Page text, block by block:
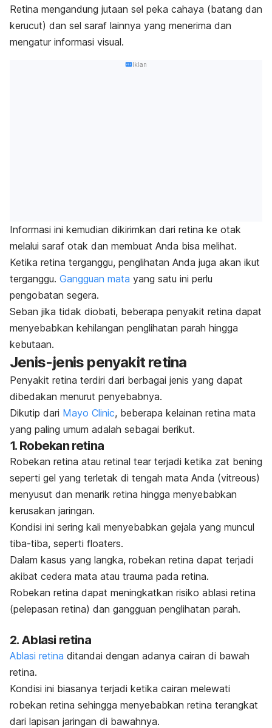
Retina mengandung jutaan sel peka cahaya (batang dan
kerucut) dan sel saraf lainnya yang menerima dan
mengatur informasi visual.
Iklan
Informasi ini kemudian dikirimkan dari retina ke otak
melalui saraf otak dan membuat Anda bisa melihat.
Ketika retina terganggu, penglihatan Anda juga akan ikut
terganggu. Gangguan mata yang satu ini perlu
pengobatan segera.
Seban jika tidak diobati, beberapa penyakit retina dapat
menyebabkan kehilangan penglihatan parah hingga
kebutaan.
Jenis-jenis penyakit retina
Penyakit retina terdiri dari berbagai jenis yang dapat
dibedakan menurut penyebabnya.
Dikutip dari Mayo Clinic, beberapa kelainan retina mata
yang paling umum adalah sebagai berikut.
1. Robekan retina
Robekan retina atau retinal tear terjadi ketika zat bening
seperti gel yang terletak di tengah mata Anda (vitreous)
menyusut dan menarik retina hingga menyebabkan
kerusakan jaringan.
Kondisi ini sering kali menyebabkan gejala yang muncul
tiba-tiba, seperti floaters.
Dalam kasus yang langka, robekan retina dapat terjadi
akibat cedera mata atau trauma pada retina.
Robekan retina dapat meningkatkan risiko ablasi retina
(pelepasan retina) dan gangguan penglihatan parah.
2. Ablasi retina
Ablasi retina ditandai dengan adanya cairan di bawah
retina.
Kondisi ini biasanya terjadi ketika cairan melewati
robekan retina sehingga menyebabkan retina terangkat
dari lapisan jaringan di bawahnya.